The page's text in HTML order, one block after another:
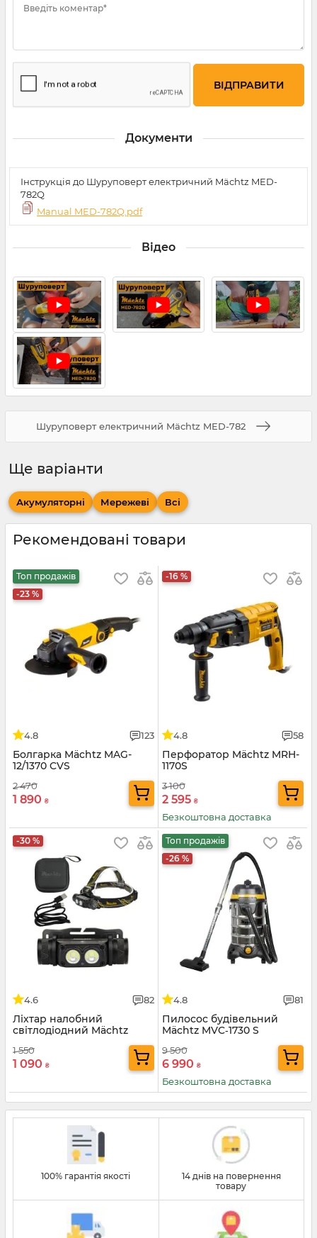
Введіть коментар*
Документи
Інструкція до Шуруповерт електричний Mächtz MED-
782Q
Manual MED-782Q.pdf
Відео
Шуруповерт електричний Mächtz MED-782
Ще варіанти
Акумуляторні Мережеві Всі
Рекомендовані товари
Топ продажів
-23 %
4.8 123
Болгарка Mächtz MAG-
12/1370 CVS
2 470
1 890 ₴
-16 %
4.8 58
Перфоратор Mächtz MRH-
1170S
3 100
2 595 ₴
Безкоштовна доставка
-30 %
4.6 82
Ліхтар налобний
світлодіодний Mächtz
1 550
1 090 ₴
Топ продажів
-26 %
4.8 81
Пилосос будівельний
Mächtz MVC‑1730 S
9 500
6 990 ₴
Безкоштовна доставка
100% гарантія якості
14 днів на повернення
товару